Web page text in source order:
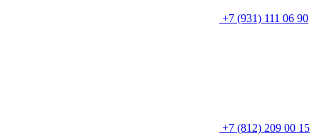
+7 (931) 111 06 90
+7 (812) 209 00 15